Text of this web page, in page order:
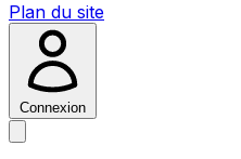
Plan du site
Connexion